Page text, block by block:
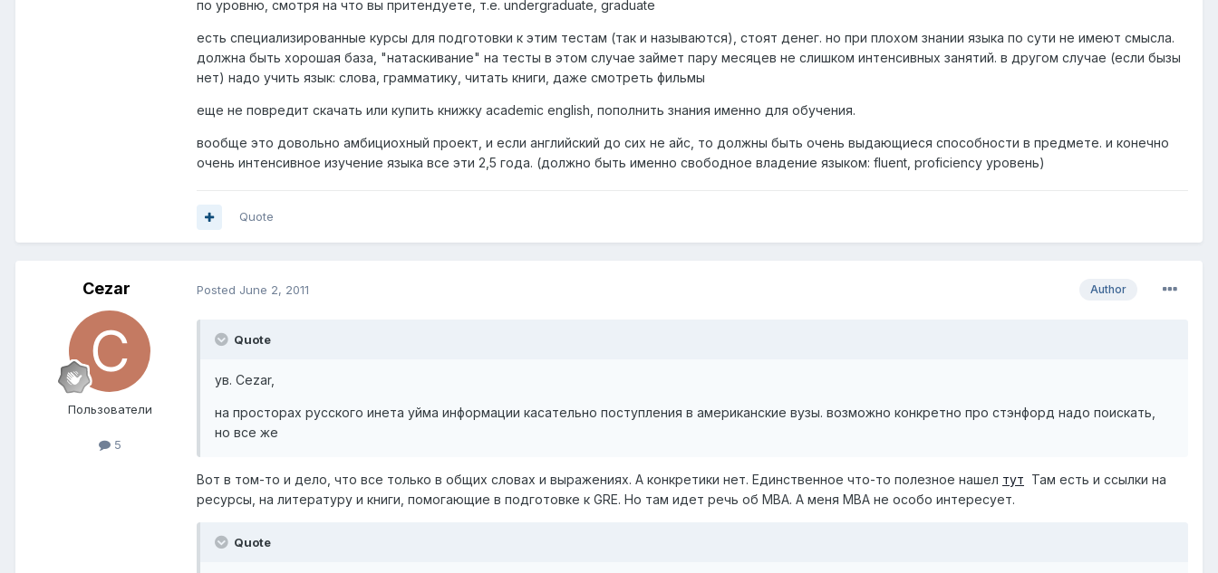
по уровню, смотря на что вы притендуете, т.е. undergraduate, graduate
есть специализированные курсы для подготовки к этим тестам (так и называются), стоят денег. но при плохом знании языка по сути не имеют смысла.
должна быть хорошая база, "натаскивание" на тесты в этом случае займет пару месяцев не слишком интенсивных занятий. в другом случае (если бызы
нет) надо учить язык: слова, грамматику, читать книги, даже смотреть фильмы
еще не повредит скачать или купить книжку academic english, пополнить знания именно для обучения.
вообще это довольно амбициохный проект, и если английский до сих не айс, то должны быть очень выдающиеся способности в предмете. и конечно
очень интенсивное изучение языка все эти 2,5 года. (должно быть именно свободное владение языком: fluent, proficiency уровень)
Quote
Cezar
Пользователи
5
Author
Posted June 2, 2011
Quote
ув. Cezar,
на просторах русского инета уйма информации касательно поступления в американские вузы. возможно конкретно про стэнфорд надо поискать,
но все же
Вот в том-то и дело, что все только в общих словах и выражениях. А конкретики нет. Единственное что-то полезное нашел тут Там есть и ссылки на
ресурсы, на литературу и книги, помогающие в подготовке к GRE. Но там идет речь об MBA. А меня MBA не особо интересует.
Quote